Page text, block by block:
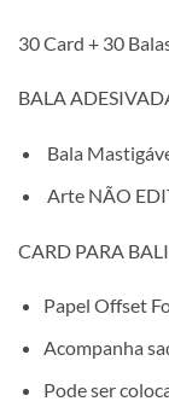
30 Card + 30
BALA
Bala
Arte NÃO
CARD PARA
Papel Offset
Acompanha
Pode ser